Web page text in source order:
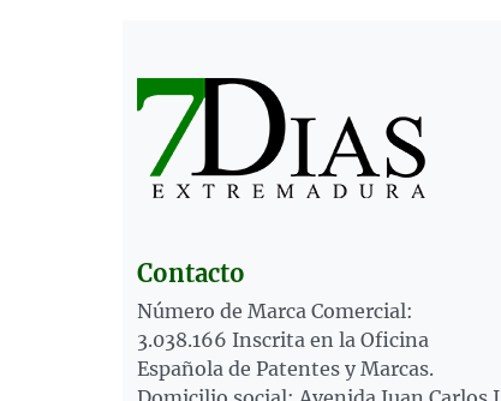
Contacto
Número de Marca Comercial:
3.038.166 Inscrita en la Oficina
Española de Patentes y Marcas.